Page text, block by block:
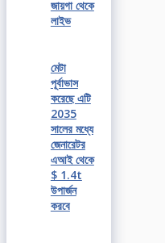
জায়গা থেকে
লাইভ
মেটা
পূর্বাভাস
করেছে এটি
2035
সালের মধ্যে
জেনারেটর
এআই থেকে
$ 1.4t
উপার্জন
করবে